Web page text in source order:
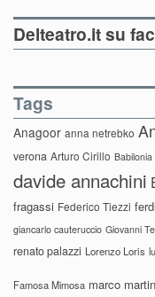
Delteatro.it su
Tags
Anagoor anna netrebko
verona Arturo Cirillo Babilonia
davide annachini
fragassi Federico Tiezzi
giancarlo cauteruccio Giovanni
renato palazzi Lorenzo Loris
Famosa Mimosa marco